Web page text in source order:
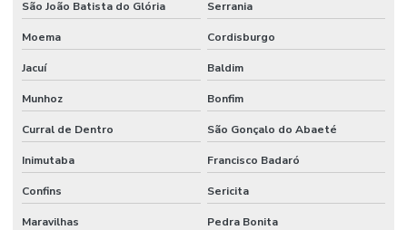
São João Batista do Glória Serrania
Moema Cordisburgo
Jacuí Baldim
Munhoz Bonfim
Curral de Dentro São Gonçalo do Abaeté
Inimutaba Francisco Badaró
Confins Sericita
Maravilhas Pedra Bonita